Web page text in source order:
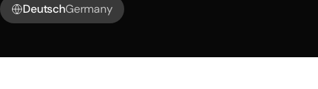
DeutschGermany